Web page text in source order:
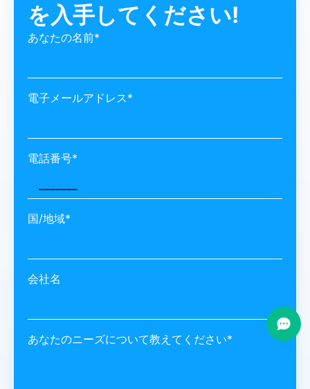
を入手してください!
あなたの名前*
電子メールアドレス*
電話番号*
国/地域*
会社名
あなたのニーズについて教えてください*